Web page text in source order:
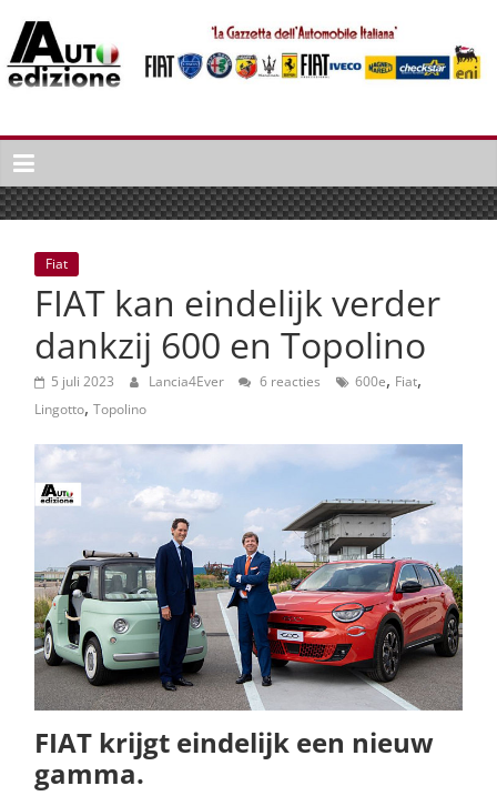
naar
inhoud
Auto
Edizione
La
Gazetta
dell'Automobile
Italiana
Italiaans
autonieuws
lifestyle
Fiat
FIAT kan eindelijk verder
dankzij 600 en Topolino
5 juli 2023 Lancia4Ever 6 reacties 600e, Fiat,
Lingotto, Topolino
FIAT krijgt eindelijk een nieuw
gamma.